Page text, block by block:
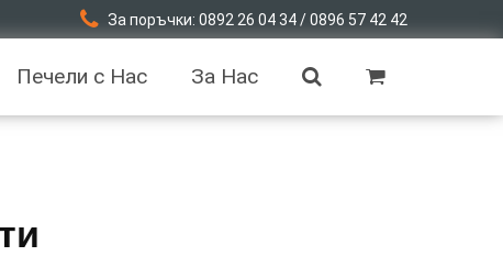
За поръчки: 0892 26 04 34 / 0896 57 42 42
Печели с Нас За Нас